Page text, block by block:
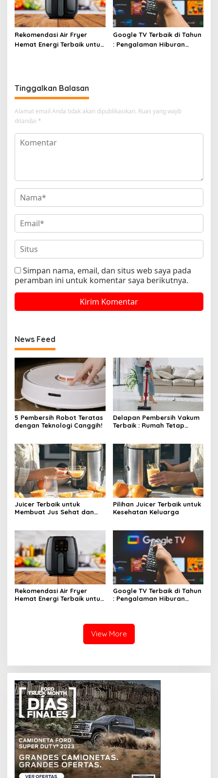
Rekomendasi Air Fryer
Hemat Energi Terbaik untuk
Google TV Terbaik di Tahun
: Pengalaman Hiburan
Tinggalkan Balasan
Alamat email Anda tidak akan dipublikasikan. Ruas yang wajib
ditandai *
Simpan nama, email, dan situs web saya pada
peramban ini untuk komentar saya berikutnya.
News Feed
5 Pembersih Robot Teratas
dengan Teknologi Canggih!
Delapan Pembersih Vakum
Terbaik : Rumah Tetap
Juicer Terbaik untuk
Membuat Jus Sehat dan
Pilihan Juicer Terbaik untuk
Kesehatan Keluarga
Rekomendasi Air Fryer
Hemat Energi Terbaik untuk
Google TV Terbaik di Tahun
: Pengalaman Hiburan
View More